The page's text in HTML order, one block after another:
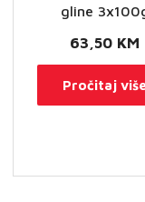
gline
63,50 KM
Pročitaj